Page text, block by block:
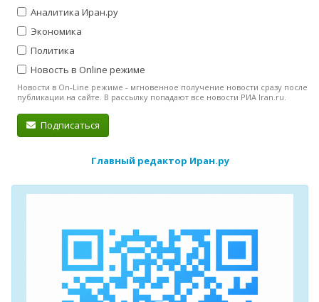
Аналитика Иран.ру
Экономика
Политика
Новость в Online режиме
Новости в On-Line режиме - мгновенное получение новости сразу после
публикации на сайте. В рассылку попадают все новости РИА Iran.ru.
Подписаться
Главный редактор Иран.ру